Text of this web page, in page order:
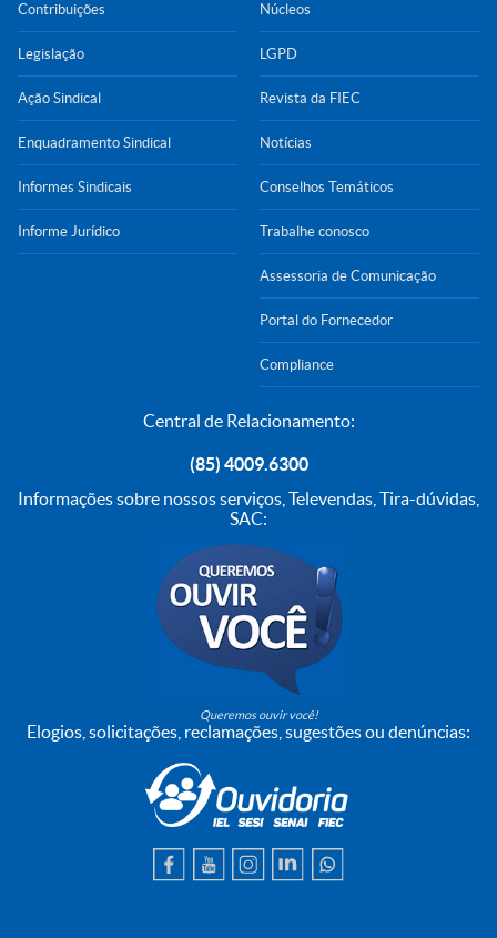
Contribuições
Legislação
Ação Sindical
Enquadramento Sindical
Informes Sindicais
Informe Jurídico
Núcleos
LGPD
Revista da FIEC
Notícias
Conselhos Temáticos
Trabalhe conosco
Assessoria de Comunicação
Portal do Fornecedor
Compliance
Central de Relacionamento:
(85) 4009.6300
Informações sobre nossos serviços, Televendas, Tira-dúvidas,
SAC:
Queremos ouvir você!
Elogios, solicitações, reclamações, sugestões ou denúncias: